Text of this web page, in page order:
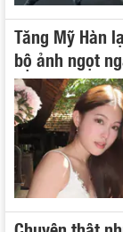
Tăng Mỹ Hàn
bộ ảnh ngọt